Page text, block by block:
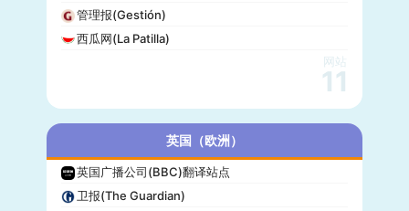
管理报(Gestión)
西瓜网(La Patilla)
网站
11
英国（欧洲）
英国广播公司(BBC)翻译站点
卫报(The Guardian)